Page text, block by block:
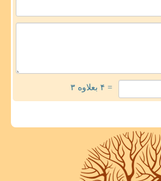
= ۴ بعلاوه ۳